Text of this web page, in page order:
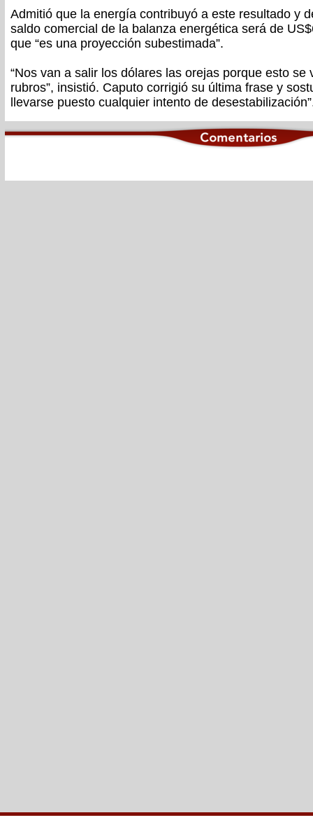
Admitió que la energía contribuyó a este resultado y
saldo comercial de la balanza energética será de
que “es una proyección subestimada”.
“Nos van a salir los dólares las orejas porque esto se
rubros”, insistió. Caputo corrigió su última frase y
llevarse puesto cualquier intento de